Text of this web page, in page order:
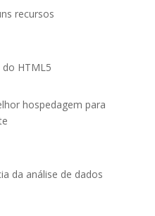
recursos
do HTML5
hospedagem para
da análise de dados